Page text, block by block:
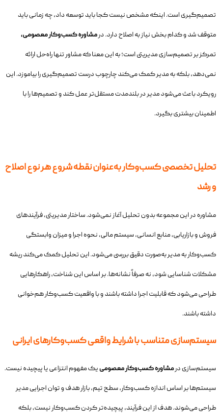
تصمیم‌گیری است. اینکه مشخص نیست کجا باید توسعه داد، چه زمانی باید
متوقف شد و کدام بخش نیاز به اصلاح دارد. درمشاوره کسب‌وکار معصومی،
تمرکز بر تصمیم‌سازی مدیریتی است؛ به این معنا که مشاور تنها راه‌حل ارائه
نمی‌دهد، بلکه به مدیر کمک می‌کند چارچوب درست تصمیم‌گیری را بیاموزد. این
رویکرد باعث می‌شود مدیر در بلندمدت مستقل‌تر عمل کند و تصمیم‌ها را با
اطمینان بیشتری بگیرد.
تحلیل تخصصی کسب‌وکار به‌عنوان نقطه شروع هر نوع اصلاح
و رشد
مشاوره در این مجموعه بدون تحلیل آغاز نمی‌شود. ساختار مدیریتی، فرآیندهای
فروش و بازاریابی، منابع انسانی، سیستم مالی، نحوه اجرا و میزان وابستگی
کسب‌وکار به مدیر به‌صورت دقیق بررسی می‌شود. این تحلیل کمک می‌کند ریشه
مشکلات شناسایی شود، نه صرفاً نشانه‌ها. بر اساس این شناخت، راهکارهایی
طراحی می‌شود که قابلیت اجرا داشته باشند و با واقعیت کسب‌وکار هم‌خوانی
داشته باشند.
سیستم‌سازی متناسب با شرایط واقعی کسب‌وکارهای ایرانی
سیستم‌سازی درمشاوره کسب‌وکار معصومی یک مفهوم انتزاعی یا پیچیده نیست.
سیستم‌ها بر اساس اندازه کسب‌وکار، سطح تیم، بازار هدف و توان اجرایی مدیر
طراحی می‌شوند. هدف از این فرآیند، پیچیده‌تر کردن کسب‌وکار نیست، بلکه